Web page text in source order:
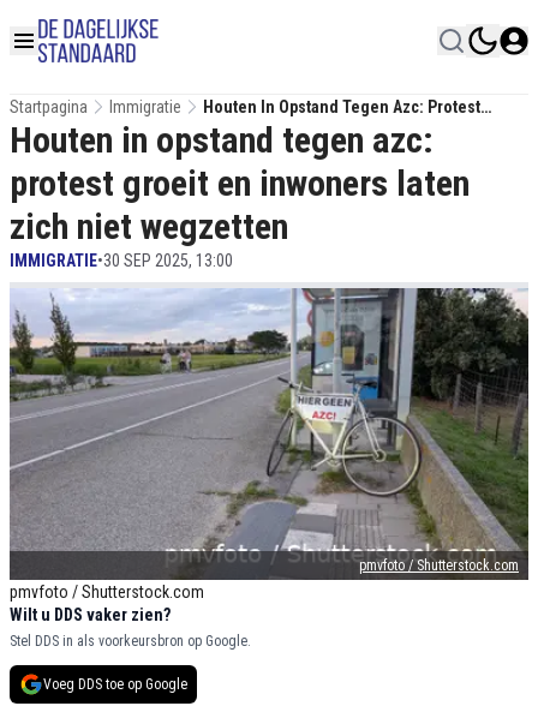
Startpagina Immigratie
Houten In Opstand Tegen Azc: Protest
Groeit En Inwoners Laten Zich Niet
Wegzetten
pmvfoto / Shutterstock.com
pmvfoto / Shutterstock.com
Houten in opstand tegen azc:
protest groeit en inwoners laten
zich niet wegzetten
IMMIGRATIE•30 SEP 2025, 13:00
Wilt u DDS vaker zien?
Stel DDS in als voorkeursbron op Google.
Voeg DDS toe op Google